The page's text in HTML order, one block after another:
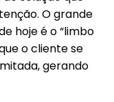
O grande
hoje é o “limbo
o cliente se
gerando